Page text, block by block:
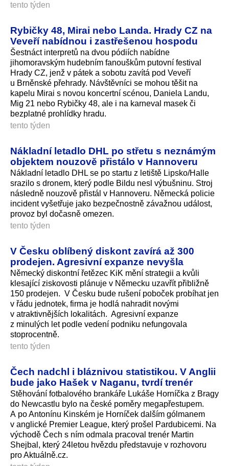
tento týden
Rybičky 48, Mirai nebo Landa. Hrady CZ na
Veveří nabídnou i zastřešenou hospodu
Šestnáct interpretů na dvou pódiích nabídne
jihomoravským hudebním fanouškům putovní festival
Hrady CZ, jenž v pátek a sobotu zavítá pod Veveří
u Brněnské přehrady. Návštěvníci se mohou těšit na
kapelu Mirai s novou koncertní scénou, Daniela Landu,
Mig 21 nebo Rybičky 48, ale i na karneval masek či
bezplatné prohlídky hradu.
tento týden
Nákladní letadlo DHL po střetu s neznámým
objektem nouzově přistálo v Hannoveru
Nákladní letadlo DHL se po startu z letiště Lipsko/Halle
srazilo s dronem, který podle Bildu nesl výbušninu. Stroj
následně nouzově přistál v Hannoveru. Německá policie
incident vyšetřuje jako bezpečnostně závažnou událost,
provoz byl dočasně omezen.
tento týden
V Česku oblíbený diskont zavírá až 300
prodejen. Agresivní expanze nevyšla
Německý diskontní řetězec KiK mění strategii a kvůli
klesající ziskovosti plánuje v Německu uzavřít přibližně
150 prodejen. V Česku bude rušení poboček probíhat jen
v řádu jednotek, firma je hodlá nahradit novými
v atraktivnějších lokalitách. Agresivní expanze
z minulých let podle vedení podniku nefungovala
stoprocentně.
tento týden
Čech nadchl i bláznivou statistikou. V Anglii
bude jako Hašek v Naganu, tvrdí trenér
Stěhování fotbalového brankáře Lukáše Horníčka z Bragy
do Newcastlu bylo na české poměry megapřestupem.
A po Antonínu Kinském je Horníček dalším gólmanem
v anglické Premier League, který prošel Pardubicemi. Na
východě Čech s ním odmala pracoval trenér Martin
Shejbal, který 24letou hvězdu představuje v rozhovoru
pro Aktuálně.cz.